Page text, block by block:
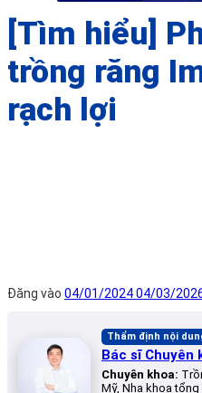
[Tìm hiểu]
trồng răng
rạch lợi
Đăng vào 04/01/202404/03/
Thẩm định nội
Bác sĩ Chuyên
Chuyên khoa:
Mỹ, Nha khoa tổng